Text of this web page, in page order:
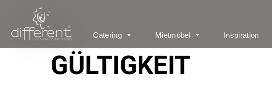
Catering Mietmöbel Inspiration
GÜLTIGKEIT